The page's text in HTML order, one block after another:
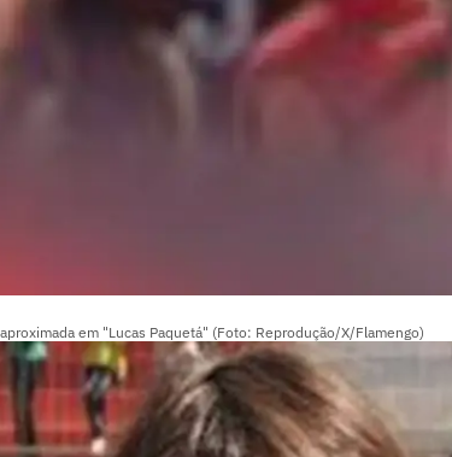
em "Lucas Paquetá" (Foto: Reprodução/X/Flamengo)